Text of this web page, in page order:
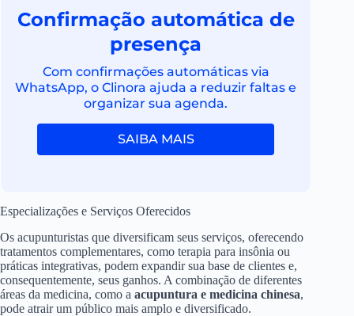
Confirmação automática de
presença
Com confirmações automáticas via
WhatsApp, o Clinora ajuda a reduzir faltas e
organizar sua agenda.
SAIBA MAIS
Especializações e Serviços Oferecidos
Os acupunturistas que diversificam seus serviços, oferecendo
tratamentos complementares, como terapia para insônia ou
práticas integrativas, podem expandir sua base de clientes e,
consequentemente, seus ganhos. A combinação de diferentes
áreas da medicina, como a acupuntura e medicina chinesa,
pode atrair um público mais amplo e diversificado.